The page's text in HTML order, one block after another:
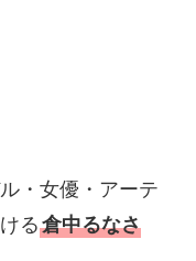
・女優・アーテ
る倉中るなさ